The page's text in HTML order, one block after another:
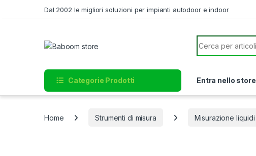
Dal 2002 le migliori soluzioni per impianti autodoor e indoor
Search for:
Categorie Prodotti Entra nello store
Home Strumenti di misura Misurazione liquidi